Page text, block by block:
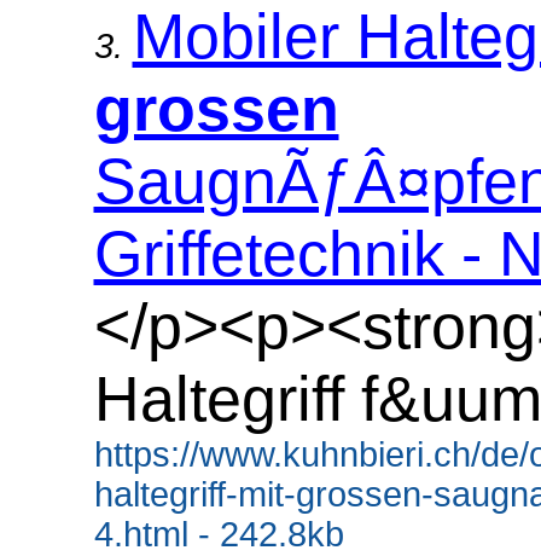
3. Mobiler
grossen
Griffetechnik -
</
Haltegriff
https://www.kuhnbieri.ch/
haltegriff-mit-grossen-
4.html - 242.8kb